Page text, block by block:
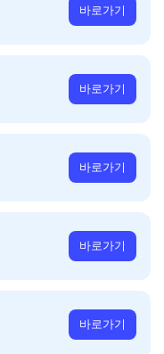
바로가기
바로가기
바로가기
바로가기
바로가기